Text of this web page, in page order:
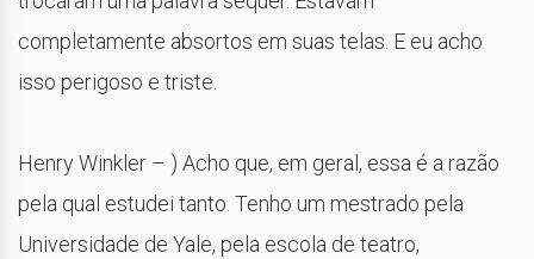
completamente absortos em suas telas. E eu acho
isso perigoso e triste.
Henry Winkler – ) Acho que, em geral, essa é a razão
pela qual estudei tanto. Tenho um mestrado pela
Universidade de Yale, pela escola de teatro,